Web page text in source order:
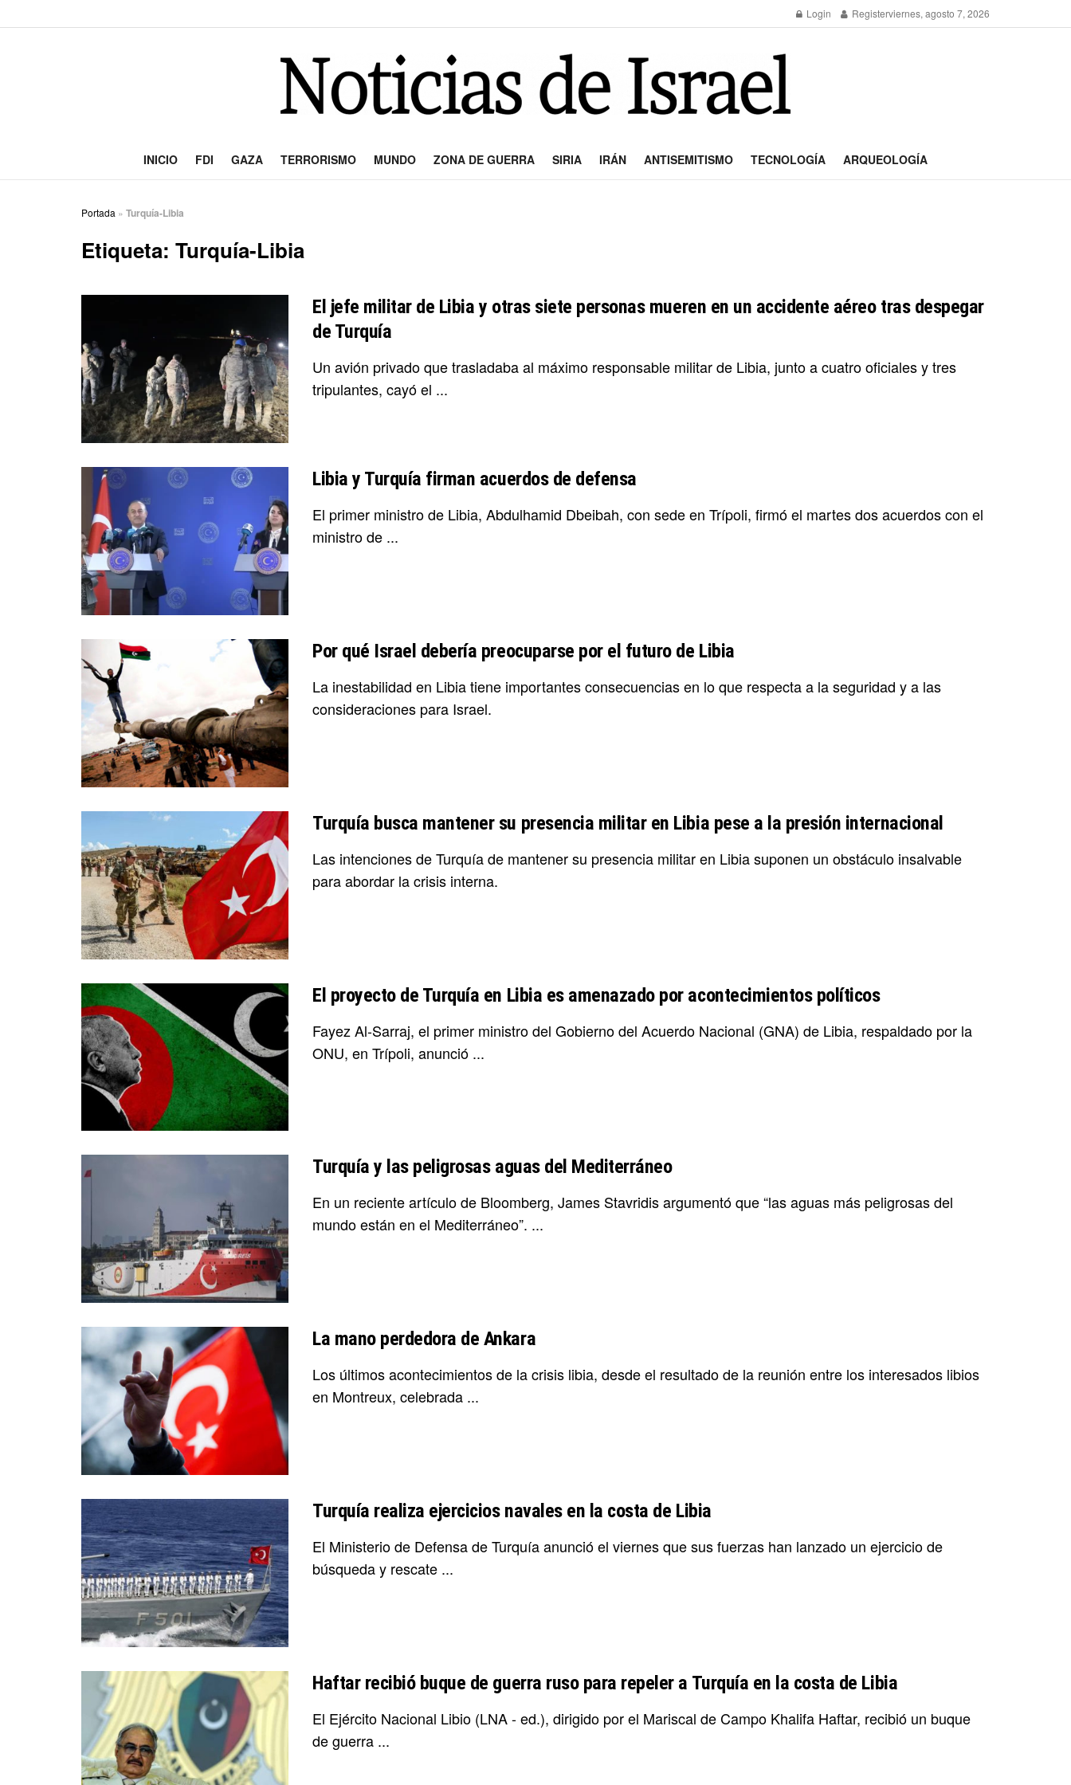
Login Registerviernes, agosto 7, 2026
INICIO FDI GAZA TERRORISMO MUNDO ZONA DE GUERRA SIRIA IRÁN ANTISEMITISMO TECNOLOGÍA ARQUEOLOGÍA
Portada » Turquía-Libia
Etiqueta: Turquía-Libia
El jefe militar de Libia y otras siete personas mueren en un accidente aéreo tras despegar
de Turquía
Un avión privado que trasladaba al máximo responsable militar de Libia, junto a cuatro oficiales y tres
tripulantes, cayó el ...
Libia y Turquía firman acuerdos de defensa
El primer ministro de Libia, Abdulhamid Dbeibah, con sede en Trípoli, firmó el martes dos acuerdos con el
ministro de ...
Por qué Israel debería preocuparse por el futuro de Libia
La inestabilidad en Libia tiene importantes consecuencias en lo que respecta a la seguridad y a las
consideraciones para Israel.
Turquía busca mantener su presencia militar en Libia pese a la presión internacional
Las intenciones de Turquía de mantener su presencia militar en Libia suponen un obstáculo insalvable
para abordar la crisis interna.
El proyecto de Turquía en Libia es amenazado por acontecimientos políticos
Fayez Al-Sarraj, el primer ministro del Gobierno del Acuerdo Nacional (GNA) de Libia, respaldado por la
ONU, en Trípoli, anunció ...
Turquía y las peligrosas aguas del Mediterráneo
En un reciente artículo de Bloomberg, James Stavridis argumentó que “las aguas más peligrosas del
mundo están en el Mediterráneo”. ...
La mano perdedora de Ankara
Los últimos acontecimientos de la crisis libia, desde el resultado de la reunión entre los interesados libios
en Montreux, celebrada ...
Turquía realiza ejercicios navales en la costa de Libia
El Ministerio de Defensa de Turquía anunció el viernes que sus fuerzas han lanzado un ejercicio de
búsqueda y rescate ...
Haftar recibió buque de guerra ruso para repeler a Turquía en la costa de Libia
El Ejército Nacional Libio (LNA - ed.), dirigido por el Mariscal de Campo Khalifa Haftar, recibió un buque
de guerra ...